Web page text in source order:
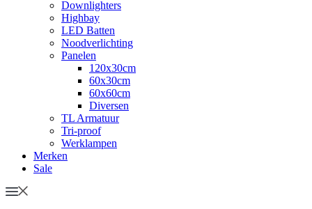
Downlighters
Highbay
LED Batten
Noodverlichting
Panelen
120x30cm
60x30cm
60x60cm
Diversen
TL Armatuur
Tri-proof
Werklampen
Merken
Sale